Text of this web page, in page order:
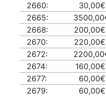
2660:
30,00€
2665:
2668:
200,00€
2670:
220,00€
2672:
2674:
160,00€
2677:
60,00€
2679:
60,00€